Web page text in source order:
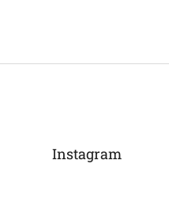
Instagram